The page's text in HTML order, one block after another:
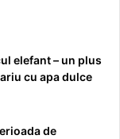
elefant – un plus
cu apa dulce
de